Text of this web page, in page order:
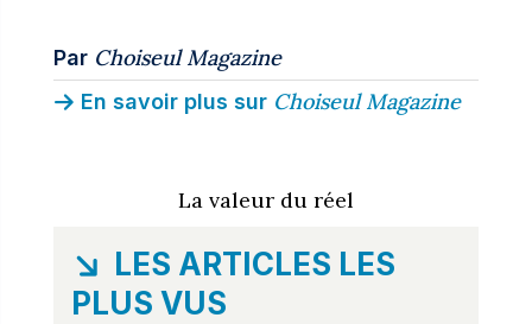
Par Choiseul Magazine
En savoir plus sur Choiseul Magazine
La valeur du réel
LES ARTICLES LES
PLUS VUS